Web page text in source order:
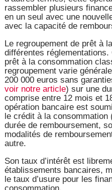
rassembler plusieurs
en un seul avec une
avec la capacité de
Le regroupement de prêt à
différentes
prêt à la consommation
regroupement varie
200 000 euros sans
voir notre article) sur une
comprise entre 12 mois et
opération bancaire est
le crédit à la consommation
durée de remboursement,
modalités de
autre.
Son taux d’intérêt est
établissements bancaires,
le taux d’usure pour les